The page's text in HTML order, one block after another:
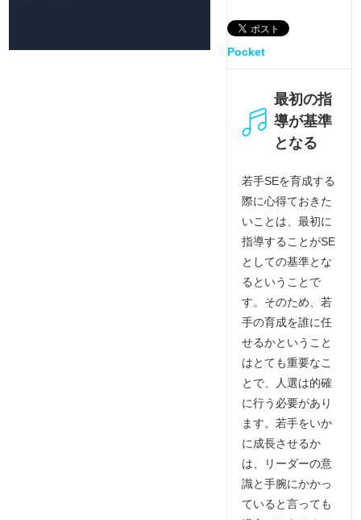
Pocket
最初の指
導が基準
となる
若手SEを育成する
際に心得ておきた
いことは、最初に
指導することがSE
としての基準とな
るということで
す。そのため、若
手の育成を誰に任
せるかということ
はとても重要なこ
とで、人選は的確
に行う必要があり
ます。若手をいか
に成長させるか
は、リーダーの意
識と手腕にかかっ
ていると言っても